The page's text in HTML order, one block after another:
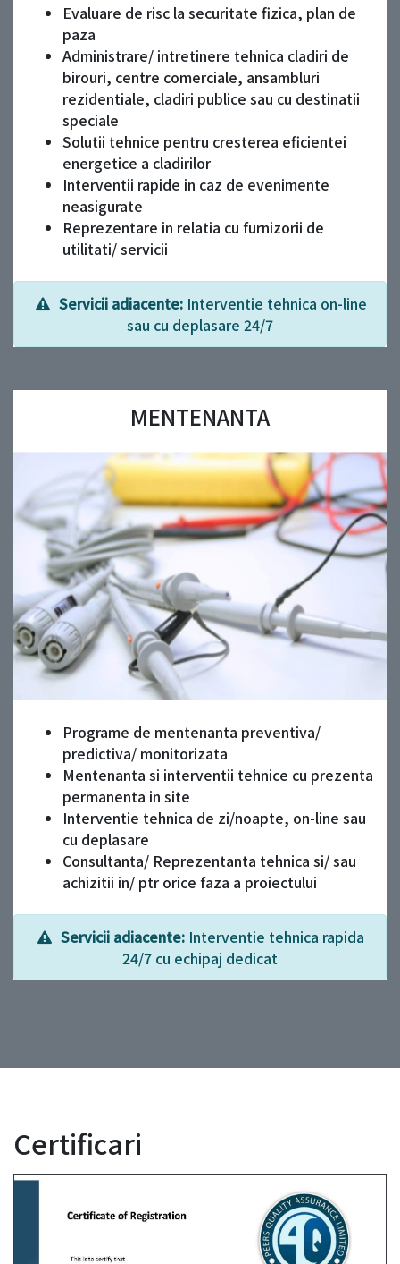
Evaluare de risc la securitate fizica, plan de
paza
Administrare/ intretinere tehnica cladiri de
birouri, centre comerciale, ansambluri
rezidentiale, cladiri publice sau cu destinatii
speciale
Solutii tehnice pentru cresterea eficientei
energetice a cladirilor
Interventii rapide in caz de evenimente
neasigurate
Reprezentare in relatia cu furnizorii de
utilitati/ servicii
Servicii adiacente:Interventie tehnica on-line
sau cu deplasare 24/7
MENTENANTA
Programe de mentenanta preventiva/
predictiva/ monitorizata
Mentenanta si interventii tehnice cu prezenta
permanenta in site
Interventie tehnica de zi/noapte, on-line sau
cu deplasare
Consultanta/ Reprezentanta tehnica si/ sau
achizitii in/ ptr orice faza a proiectului
Servicii adiacente: Interventie tehnica rapida
24/7 cu echipaj dedicat
Certificari